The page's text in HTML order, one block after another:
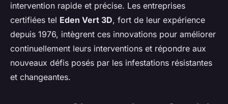
intervention rapide et précise. Les entreprises
certifiées tel Eden Vert 3D, fort de leur expérience
depuis 1976, intègrent ces innovations pour améliorer
continuellement leurs interventions et répondre aux
nouveaux défis posés par les infestations résistantes
et changeantes.